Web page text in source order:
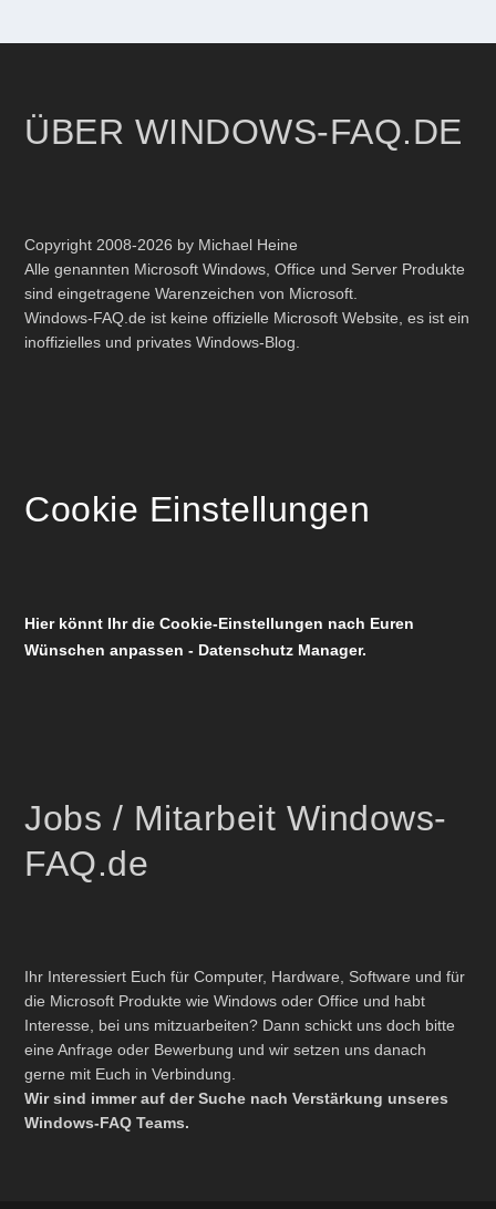
ÜBER WINDOWS-FAQ.DE
Copyright 2008-2026 by Michael Heine
Alle genannten Microsoft Windows, Office und Server Produkte
sind eingetragene Warenzeichen von Microsoft.
Windows-FAQ.de ist keine offizielle Microsoft Website, es ist ein
inoffizielles und privates Windows-Blog.
Cookie Einstellungen
Hier könnt Ihr die Cookie-Einstellungen nach Euren
Wünschen anpassen - Datenschutz Manager.
Jobs / Mitarbeit Windows-
FAQ.de
Ihr Interessiert Euch für Computer, Hardware, Software und für
die Microsoft Produkte wie Windows oder Office und habt
Interesse, bei uns mitzuarbeiten? Dann schickt uns doch bitte
eine Anfrage oder Bewerbung und wir setzen uns danach
gerne mit Euch in Verbindung.
Wir sind immer auf der Suche nach Verstärkung unseres
Windows-FAQ Teams.